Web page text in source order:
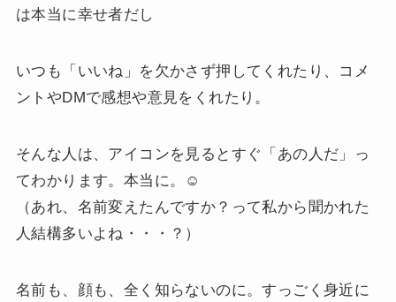
は本当に幸せ者だし
いつも「いいね」を欠かさず押してくれたり、コメ
ントやDMで感想や意見をくれたり。
そんな人は、アイコンを見るとすぐ「あの人だ」っ
てわかります。本当に。☺️
（あれ、名前変えたんですか？って私から聞かれた
人結構多いよね・・・？）
名前も、顔も、全く知らないのに。すっごく身近に